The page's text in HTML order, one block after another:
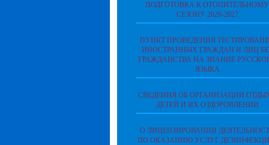
ПОДГОТОВКА К ОТОПИТЕЛЬНОМУ
СЕЗОНУ 2026-2027
ПУНКТ ПРОВЕДЕНИЯ
ИНОСТРАННЫХ ГРАЖДАН И ЛИЦ
ГРАЖДАНСТВА НА ЗНАНИЕ
ЯЗЫКА
СВЕДЕНИЯ ОБ ОРГАНИЗАЦИИ
ДЕТЕЙ И ИХ ОЗДОРОВЛЕНИИ
О ЛИЦЕНЗИРОВАНИИ
ПО ОКАЗАНИЮ УСЛУГ